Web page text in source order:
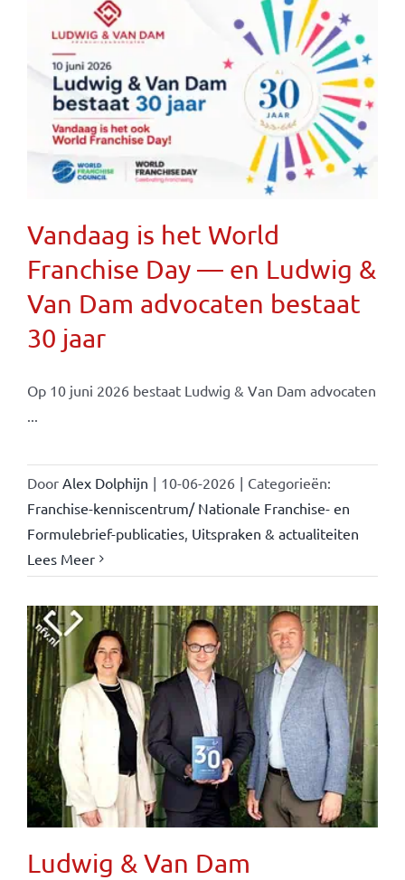
Vandaag is het World
Franchise Day — en Ludwig &
Van Dam advocaten bestaat
30 jaar
Op 10 juni 2026 bestaat Ludwig & Van Dam advocaten
Door Alex Dolphijn | 10-06-2026 | Categorieën:
Franchise-kenniscentrum/ Nationale Franchise- en
Formulebrief-publicaties, Uitspraken & actualiteiten
Lees Meer
Ludwig & Van Dam